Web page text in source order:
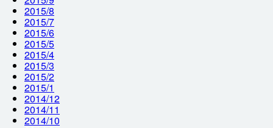
2015/8
2015/7
2015/6
2015/5
2015/4
2015/3
2015/2
2015/1
2014/12
2014/11
2014/10